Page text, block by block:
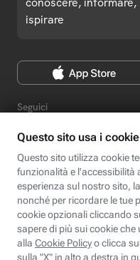
ispirare
Seguici
Scopri Fastweb
Chi siamo